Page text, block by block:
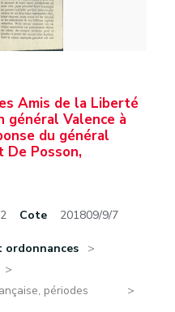
Amis de la Liberté
général Valence à
du général
De Posson,
Cote 201809/9/7
ordonnances
périodes